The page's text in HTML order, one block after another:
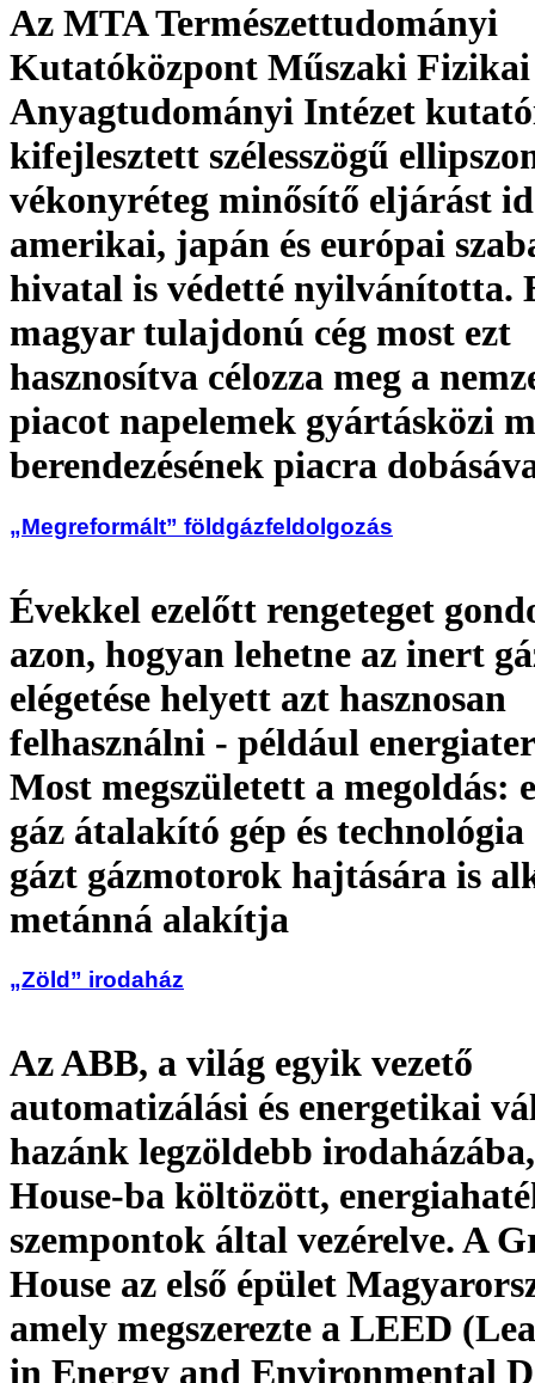
Az MTA Természettudományi
Kutatóközpont Műszaki Fizikai
Anyagtudományi Intézet
kifejlesztett szélesszögű
vékonyréteg minősítő eljárást
amerikai, japán és európai
hivatal is védetté nyilvánította.
magyar tulajdonú cég most ezt
hasznosítva célozza meg a
piacot napelemek gyártásközi
berendezésének piacra
„Megreformált” földgázfeldolgozás
Évekkel ezelőtt rengeteget
azon, hogyan lehetne az inert
elégetése helyett azt hasznosan
felhasználni - például
Most megszületett a megoldás:
gáz átalakító gép és
gázt gázmotorok hajtására is
metánná alakítja
„Zöld” irodaház
Az ABB, a világ egyik vezető
automatizálási és energetikai
hazánk legzöldebb
House-ba költözött,
szempontok által vezérelve. A
House az első épület
amely megszerezte a LEED
in Energy and Environmental